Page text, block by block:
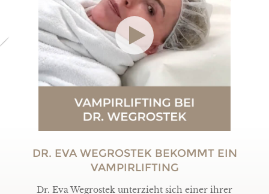
DR. EVA WEGROSTEK BEKOMMT EIN
VAMPIRLIFTING
Dr. Eva Wegrostek unterzieht sich einer ihrer